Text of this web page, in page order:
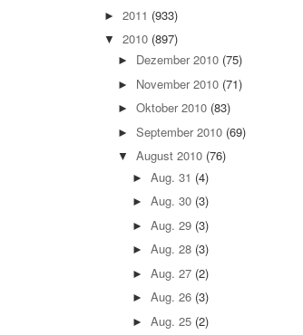
► 2011 (933)
▼ 2010 (897)
► Dezember 2010 (75)
► November 2010 (71)
►Oktober 2010 (83)
►September 2010 (69)
▼August 2010 (76)
► Aug. 31 (4)
► Aug. 30 (3)
► Aug. 29 (3)
► Aug. 28 (3)
► Aug. 27 (2)
► Aug. 26 (3)
► Aug. 25 (2)